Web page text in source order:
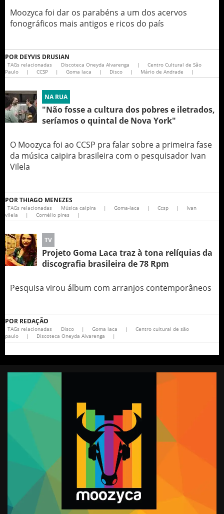
Moozyca foi dar os parabéns a um dos acervos
fonográficos mais antigos e ricos do país
POR DEYVIS DRUSIAN
TAGs relacionadas Discoteca Oneyda Alvarenga |
Centro Cultural de São
Paulo
| CCSP | Goma laca | Disco | Mário de Andrade |
NA RUA
"Não fosse a cultura dos pobres e iletrados,
seríamos o quintal de Nova York"
O Moozyca foi ao CCSP pra falar sobre a primeira fase
da música caipira brasileira com o pesquisador Ivan
Vilela
PORTHIAGO MENEZES
TAGs relacionadas Música caipira | Goma-laca | Ccsp |
Ivan
vilela
| Cornélio pires |
TV
Projeto Goma Laca traz à tona relíquias da
discografia brasileira de 78 Rpm
Pesquisa virou álbum com arranjos contemporâneos
POR REDAÇÃO
TAGs relacionadas Disco | Goma laca |
Centro cultural de são
paulo
| Discoteca Oneyda Alvarenga |